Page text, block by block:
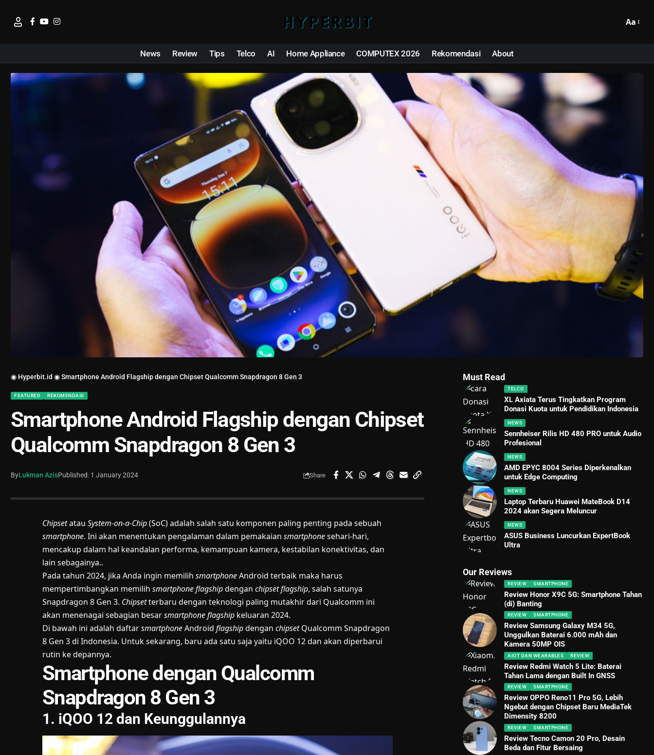
Aa
News Review Tips Telco AI Home Appliance COMPUTEX 2026 Rekomendasi About
◉ Hyperbit.id ◉Smartphone Android Flagship dengan Chipset Qualcomm Snapdragon 8 Gen 3
FEATURED REKOMENDASI
Smartphone Android Flagship dengan Chipset
Qualcomm Snapdragon 8 Gen 3
ByLukman AzisPublished: 1 January 2024 Share
Chipsetatau System-on-a-Chip(SoC) adalah salah satu komponen paling penting pada sebuah
smartphone. Ini akan menentukan pengalaman dalam pemakaian smartphonesehari-hari,
mencakup dalam hal keandalan performa, kemampuan kamera, kestabilan konektivitas, dan
lain sebagainya..
Pada tahun 2024, jika Anda ingin memilih smartphoneAndroid terbaik maka harus
mempertimbangkan memilih smartphone flagshipdengan chipset flagship, salah satunya
Snapdragon 8 Gen 3. Chipsetterbaru dengan teknologi paling mutakhir dari Qualcomm ini
akan menenagai sebagian besarsmartphone flagshipkeluaran 2024.
Di bawah ini adalah daftarsmartphoneAndroid flagshipdengan chipsetQualcomm Snapdragon
8 Gen 3 di Indonesia. Untuk sekarang, baru ada satu saja yaitu iQOO 12 dan akan diperbarui
rutin ke depannya.
Smartphone dengan Qualcomm
Snapdragon 8 Gen 3
1. iQOO 12 dan Keunggulannya
Must Read
TELCO
XL Axiata Terus Tingkatkan Program
Donasi Kuota untuk Pendidikan Indonesia
NEWS
Sennheiser Rilis HD 480 PRO untuk Audio
Profesional
NEWS
AMD EPYC 8004 Series Diperkenalkan
untuk Edge Computing
NEWS
Laptop Terbaru Huawei MateBook D14
2024 akan Segera Meluncur
NEWS
ASUS Business Luncurkan ExpertBook
Ultra
Our Reviews
REVIEW SMARTPHONE
Review Honor X9C 5G: Smartphone Tahan
(di) Banting
REVIEW SMARTPHONE
Review Samsung Galaxy M34 5G,
Unggulkan Baterai 6.000 mAh dan
Kamera 50MP OIS
AIOT DAN WEARABLES REVIEW
Review Redmi Watch 5 Lite: Baterai
Tahan Lama dengan Built In GNSS
REVIEW SMARTPHONE
Review OPPO Reno11 Pro 5G, Lebih
Ngebut dengan Chipset Baru MediaTek
Dimensity 8200
REVIEW SMARTPHONE
Review Tecno Camon 20 Pro, Desain
Beda dan Fitur Bersaing